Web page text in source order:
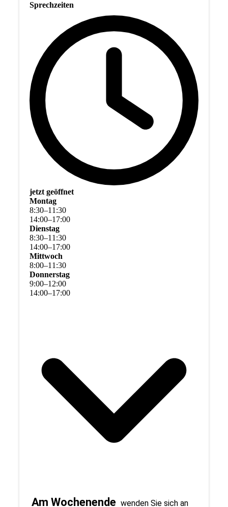
Sprechzeiten
jetzt geöffnet
Montag
8:30–11 :30
14:00–17:00
Dienstag
8:30–11 :30
14:00–17:00
Mittwoch
8:00–11 :30
Donnerstag
9:00–12:00
14:00–17:00
Am Wochenende wenden Sie sich an